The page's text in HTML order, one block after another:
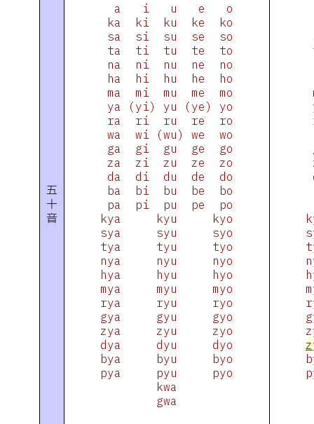
五
十
音
  a   i   u   e   o
ka  ki  ku  ke  ko
sa  si  su  se  so
ta  ti  tu  te  to
na  ni  nu  ne  no
ha  hi  hu  he  ho
ma  mi  mu  me  mo
ya (yi) yu (ye) yo
ra  ri  ru  re  ro
wa  wi (wu) we  wo
ga  gi  gu  ge  go
za  zi  zu  ze  zo
da  di  du  de  do
ba  bi  bu  be  bo
pa  pi  pu  pe  po
kya     kyu     kyo
sya     syu     syo
tya     tyu     tyo
nya     nyu     nyo
hya     hyu     hyo
mya     myu     myo
rya     ryu     ryo
gya     gyu     gyo
zya     zyu     zyo
dya     dyu     dyo
bya     byu     byo
pya     pyu     pyo
kwa
gwa